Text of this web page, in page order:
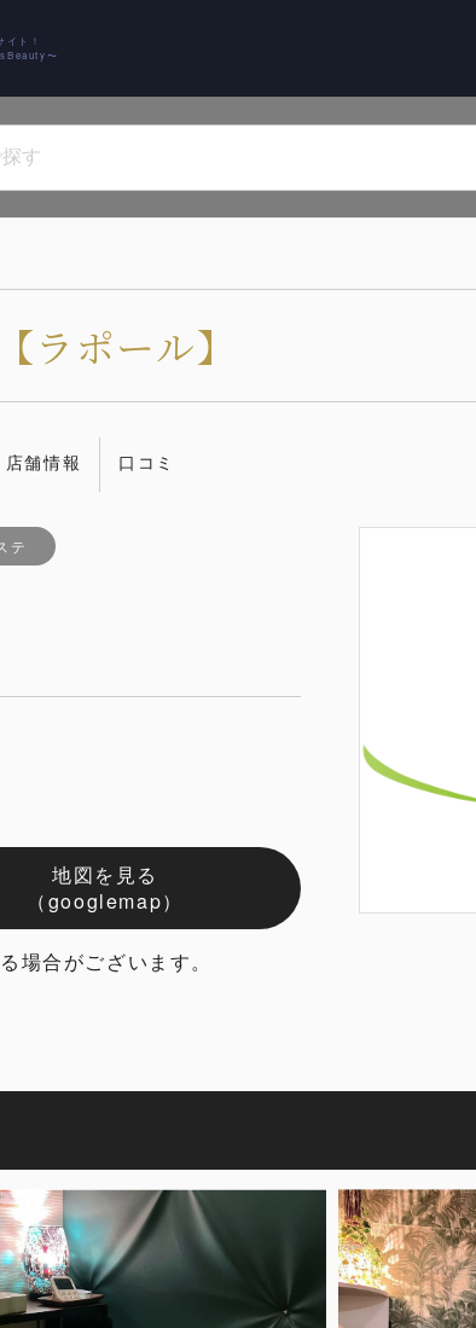
イト！
〜
ポール】
店舗情報 口コミ
テ
地図を見る
（googlemap）
場合がございます。